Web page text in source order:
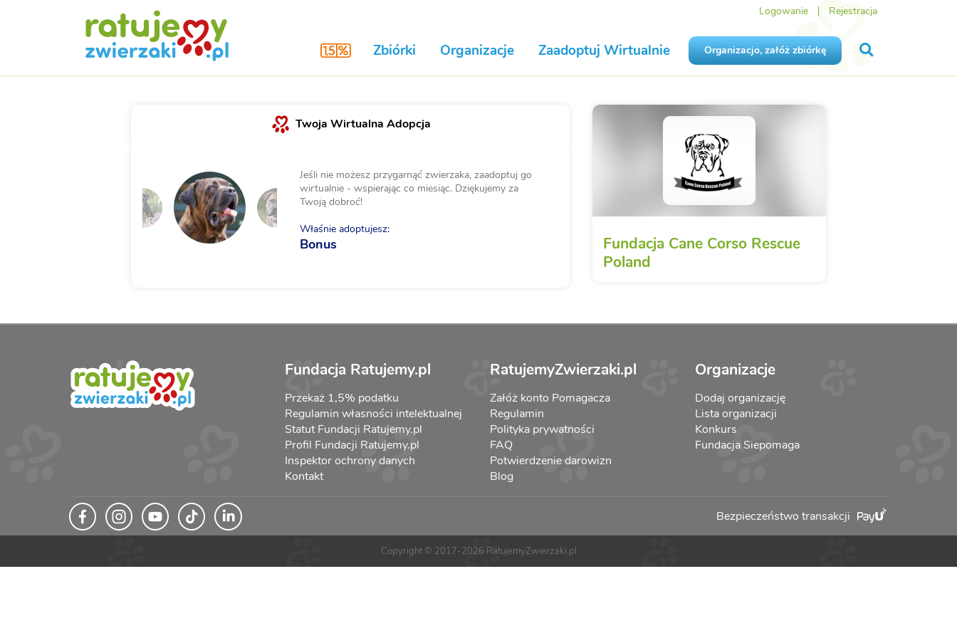
Logowanie Rejestracja
Zbiórki Organizacje Zaadoptuj Wirtualnie Organizacjo, załóż zbiórkę
Twoja Wirtualna Adopcja
Jeśli nie możesz przygarnąć zwierzaka, zaadoptuj go
wirtualnie - wspierając co miesiąc. Dziękujemy za
Twoją dobroć!
Właśnie adoptujesz:
Bonus
Fundacja Cane Corso Rescue
Poland
Fundacja Ratujemy.pl
Przekaż 1,5% podatku
Regulamin własności intelektualnej
Statut Fundacji Ratujemy.pl
Profil Fundacji Ratujemy.pl
Inspektor ochrony danych
Kontakt
RatujemyZwierzaki.pl
Załóż konto Pomagacza
Regulamin
Polityka prywatności
FAQ
Potwierdzenie darowizn
Blog
Organizacje
Dodaj organizację
Lista organizacji
Konkurs
Fundacja Siepomaga
Bezpieczeństwo transakcji
Copyright © 2017-2026 RatujemyZwierzaki.pl